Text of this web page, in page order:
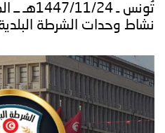
المجلس
مؤتمرات
اجتماعات
و
إنجازات
برامج
توعوية
الخدمات
نشاط وحدات الشرطة البلدية ليوم 10